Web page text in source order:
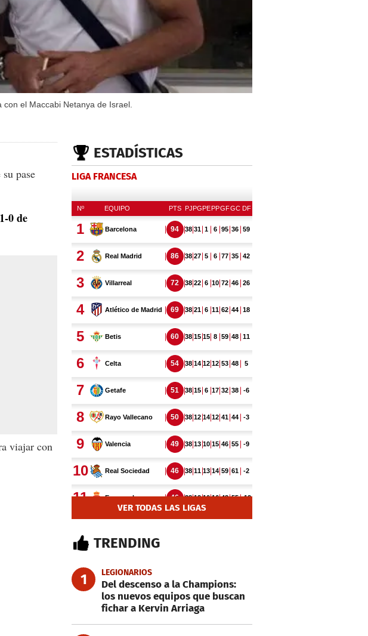
el Maccabi Netanya de Israel.
pase
0 de
viajar con
ESTADÍSTICAS
LIGA FRANCESA
VER TODAS LAS LIGAS
TRENDING
1 LEGIONARIOS
Del descenso a la Champions:
los nuevos equipos que buscan
fichar a Kervin Arriaga